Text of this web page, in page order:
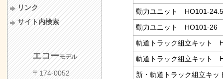
動力ユニット HO101-
動力ユニット HO101-26
軌道トラック組立キット
軌道トラック組立キット
新・軌道トラック組立キ
リンク
サイト内検索
エコーモデル
〒174-0052